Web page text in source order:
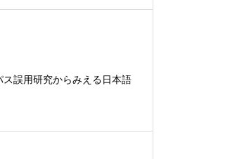
誤用研究からみえる日本語